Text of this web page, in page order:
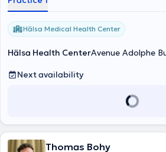
Hälsa Medical Health Center
Hälsa Health CenterAvenue Adolphe
Next availability
Thomas Bohy